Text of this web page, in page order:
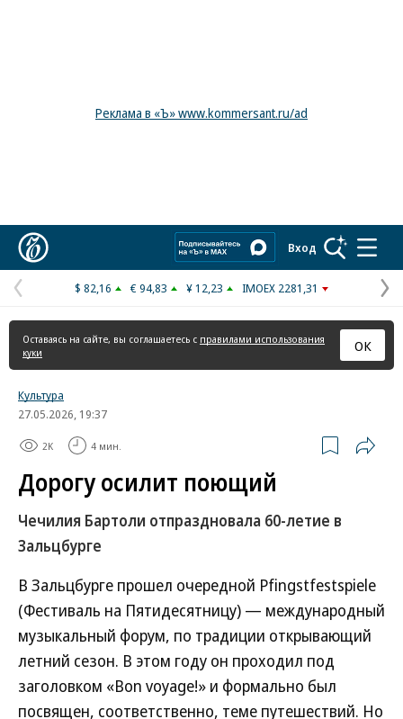
Реклама в «Ъ» www.kommersant.ru/ad
Вход
Предыдущая
страница
$ 82,16 € 94,83 ¥ 12,23 IMOEX 2281,31
Оставаясь на сайте, вы соглашаетесь с правилами использования
куки
ОК
Культура
27.05.2026, 19:37
2K 4 мин.
Дорогу осилит поющий
Чечилия Бартоли отпраздновала 60-летие в
Зальцбурге
В Зальцбурге прошел очередной Pfingstfestspiele
(Фестиваль на Пятидесятницу) — международный
музыкальный форум, по традиции открывающий
летний сезон. В этом году он проходил под
заголовком «Bon voyage!» и формально был
посвящен, соответственно, теме путешествий. Но